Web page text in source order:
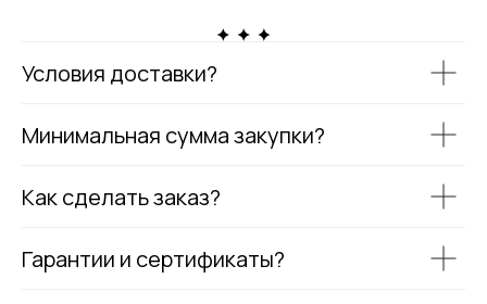
Условия доставки?
Минимальная сумма закупки?
Как сделать заказ?
Гарантии и сертификаты?